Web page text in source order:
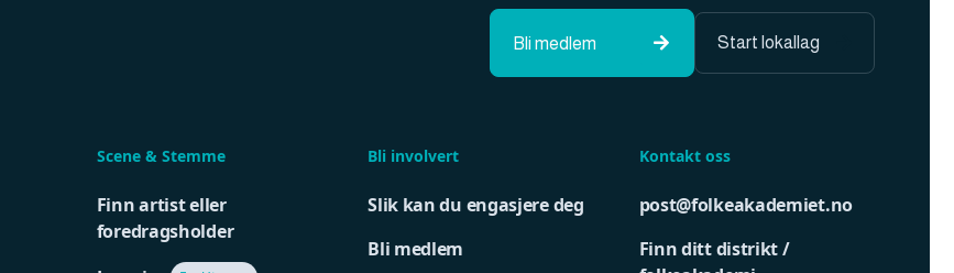
Bli medlem  Start lokallag
Scene & Stemme
Finn artist eller
foredragsholder
Bli involvert
Slik kan du engasjere deg
Bli medlem
Kontakt oss
post@folkeakademiet.no
Finn ditt distrikt /